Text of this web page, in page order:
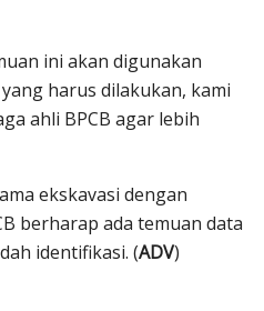
ini akan digunakan
harus dilakukan, kami
ahli BPCB agar lebih
ekskavasi dengan
berharap ada temuan data
identifikasi. (ADV)